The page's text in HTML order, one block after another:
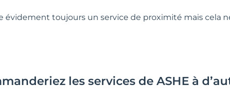
évidement toujours un service de proximité mais cela
les services de ASHE à